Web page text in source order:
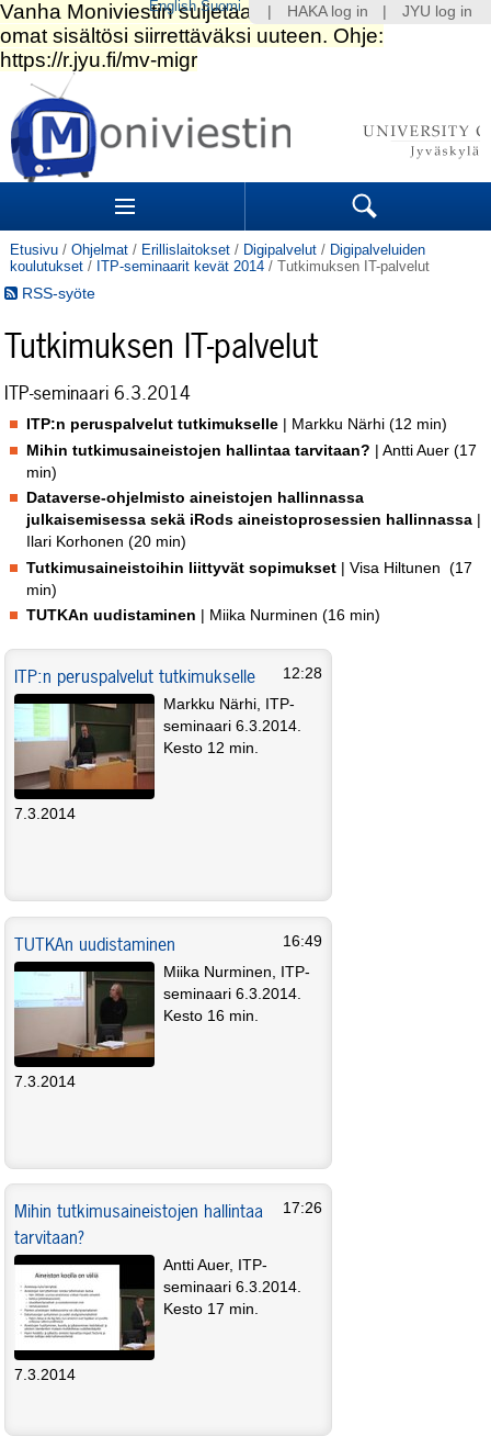
Siirry
sisältöön.
|
Siirry
navigointiin
Sections Search
Etusivu / Ohjelmat / Erillislaitokset / Digipalvelut / Digipalveluiden
koulutukset / ITP-seminaarit kevät 2014 / Tutkimuksen IT-palvelut
RSS-syöte
Tutkimuksen IT-palvelut
ITP-seminaari 6.3.2014
ITP:n peruspalvelut tutkimukselle | Markku Närhi (12 min)
Mihin tutkimusaineistojen hallintaa tarvitaan? | Antti Auer (17
min)
Dataverse-ohjelmisto aineistojen hallinnassa
julkaisemisessa sekä iRods aineistoprosessien hallinnassa
Ilari Korhonen (20 min)
Tutkimusaineistoihin liittyvät sopimukset | Visa Hiltunen (17
min)
TUTKAn uudistaminen
| Miika Nurminen (16 min)
ITP:n peruspalvelut tutkimukselle
12:28
Markku Närhi, ITP-
seminaari 6.3.2014.
Kesto 12 min.
7.3.2014
TUTKAn uudistaminen
16:49
Miika Nurminen, ITP-
seminaari 6.3.2014.
Kesto 16 min.
7.3.2014
Mihin tutkimusaineistojen hallintaa
tarvitaan?
17:26
Antti Auer, ITP-
seminaari 6.3.2014.
Kesto 17 min.
7.3.2014
HAKA log in JYU log in
English Suomi